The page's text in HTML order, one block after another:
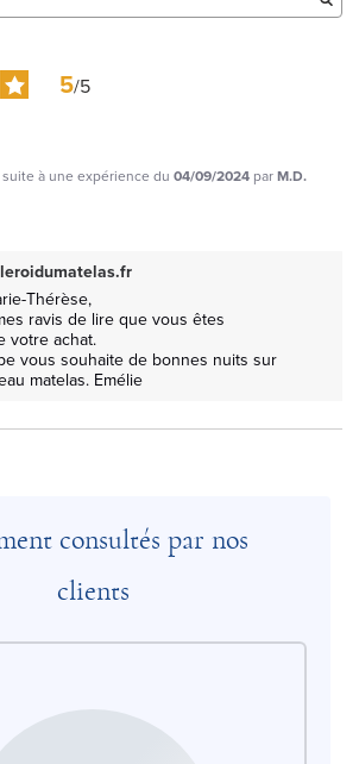
5/5
suite à une expérience du 04/09/2024 parM.D.
leroidumatelas.fr
Thérèse,
ravis de lire que vous êtes
votre achat.
vous souhaite de bonnes nuits sur
matelas. Emélie
consultés par nos
clients